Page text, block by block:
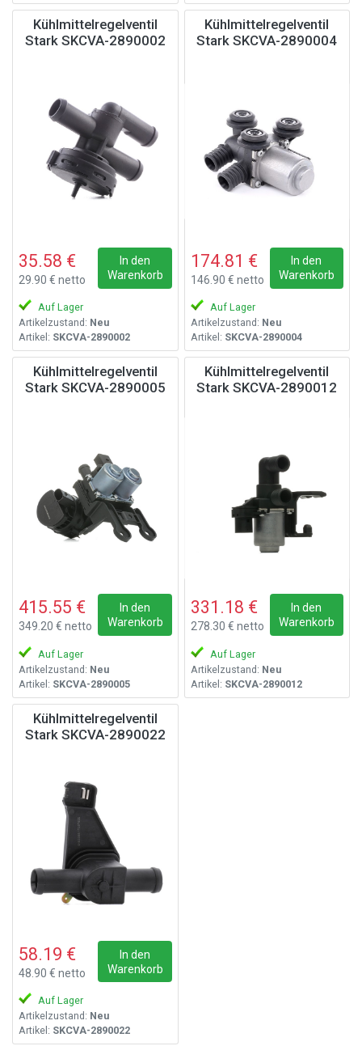
Kühlmittelregelventil
Stark SKCVA-2890002
35.58 €
29.90 € netto
In den
Warenkorb
Auf Lager
Artikelzustand: Neu
Artikel: SKCVA-2890002
Kühlmittelregelventil
Stark SKCVA-2890004
174.81 €
146.90 € netto
In den
Warenkorb
Auf Lager
Artikelzustand: Neu
Artikel: SKCVA-2890004
Kühlmittelregelventil
Stark SKCVA-2890005
415.55 €
349.20 € netto
In den
Warenkorb
Auf Lager
Artikelzustand: Neu
Artikel: SKCVA-2890005
Kühlmittelregelventil
Stark SKCVA-2890012
331.18 €
278.30 € netto
In den
Warenkorb
Auf Lager
Artikelzustand: Neu
Artikel: SKCVA-2890012
Kühlmittelregelventil
Stark SKCVA-2890022
58.19 €
48.90 € netto
In den
Warenkorb
Auf Lager
Artikelzustand: Neu
Artikel: SKCVA-2890022